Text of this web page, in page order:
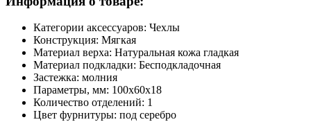
Категории аксессуаров: Чехлы
Конструкция: Мягкая
Материал верха: Натуральная кожа гладкая
Материал подкладки: Бесподкладочная
Застежка: молния
Параметры, мм: 100х60х18
Количество отделений: 1
Цвет фурнитуры: под серебро